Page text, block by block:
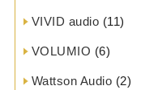
VIVID audio (11)
VOLUMIO (6)
Wattson Audio (2)